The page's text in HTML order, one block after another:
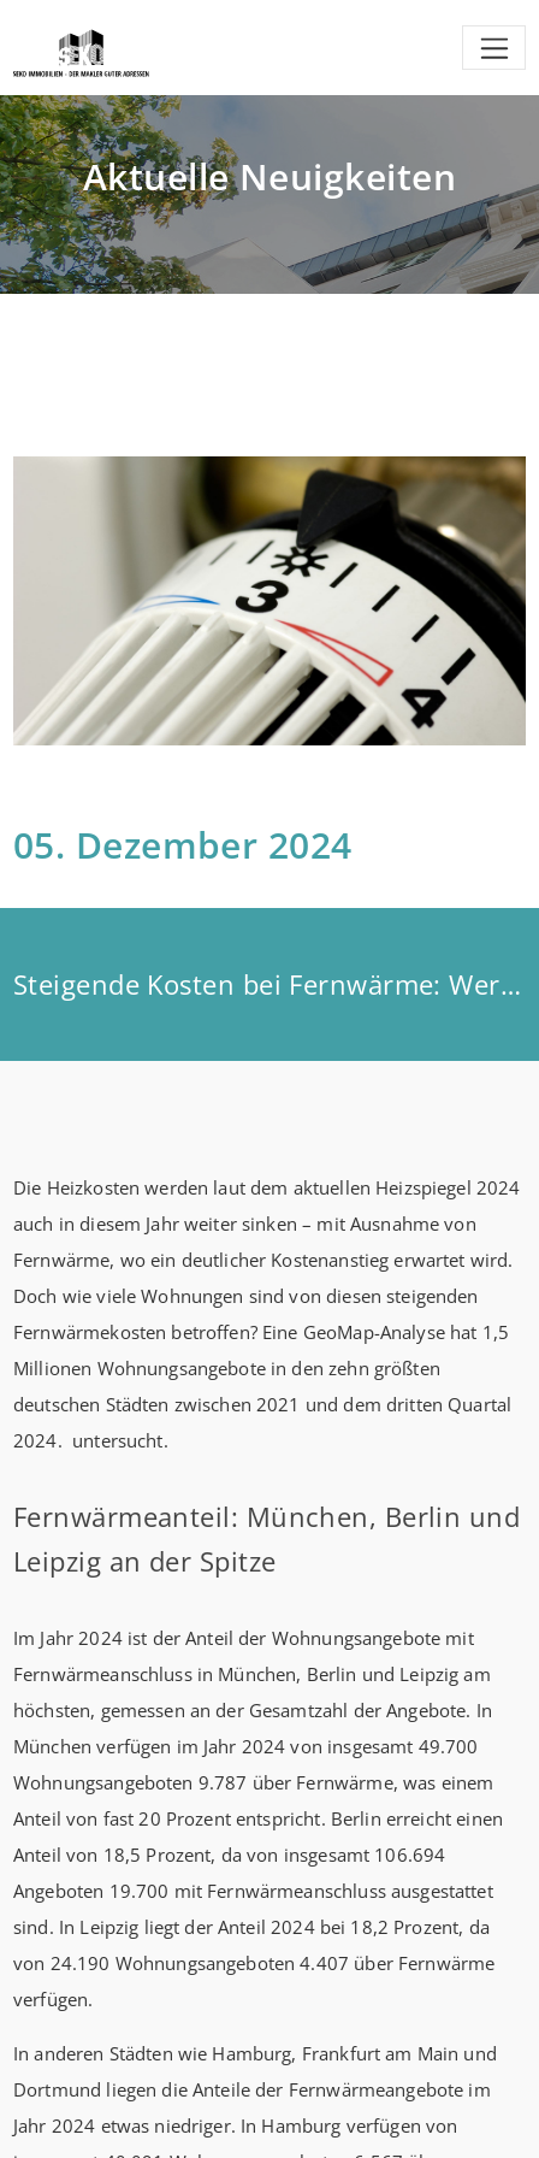
Aktuelle Neuigkeiten
05. Dezember 2024
Steigende Kosten bei Fernwärme: Wer ist betroffen?
Die Heizkosten werden laut dem aktuellen Heizspiegel 2024
auch in diesem Jahr weiter sinken – mit Ausnahme von
Fernwärme, wo ein deutlicher Kostenanstieg erwartet wird.
Doch wie viele Wohnungen sind von diesen steigenden
Fernwärmekosten betroffen? Eine GeoMap-Analyse hat 1,5
Millionen Wohnungsangebote in den zehn größten
deutschen Städten zwischen 2021 und dem dritten Quartal
2024. untersucht.
Fernwärmeanteil: München, Berlin und
Leipzig an der Spitze
Im Jahr 2024 ist der Anteil der Wohnungsangebote mit
Fernwärmeanschluss in München, Berlin und Leipzig am
höchsten, gemessen an der Gesamtzahl der Angebote. In
München verfügen im Jahr 2024 von insgesamt 49.700
Wohnungsangeboten 9.787 über Fernwärme, was einem
Anteil von fast 20 Prozent entspricht. Berlin erreicht einen
Anteil von 18,5 Prozent, da von insgesamt 106.694
Angeboten 19.700 mit Fernwärmeanschluss ausgestattet
sind. In Leipzig liegt der Anteil 2024 bei 18,2 Prozent, da
von 24.190 Wohnungsangeboten 4.407 über Fernwärme
verfügen.
In anderen Städten wie Hamburg, Frankfurt am Main und
Dortmund liegen die Anteile der Fernwärmeangebote im
Jahr 2024 etwas niedriger. In Hamburg verfügen von